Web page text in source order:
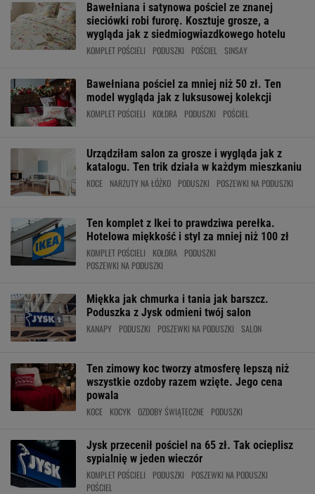
Bawełniana i satynowa pościel ze znanej
sieciówki robi furorę. Kosztuje grosze, a
wygląda jak z siedmiogwiazdkowego hotelu
KOMPLET POŚCIELI PODUSZKI POŚCIEL SINSAY
Bawełniana pościel za mniej niż 50 zł. Ten
model wygląda jak z luksusowej kolekcji
KOMPLET POŚCIELI KOŁDRA PODUSZKI POŚCIEL
Urządziłam salon za grosze i wygląda jak z
katalogu. Ten trik działa w każdym mieszkaniu
KOCE NARZUTY NA ŁÓŻKO PODUSZKI POSZEWKI NA PODUSZKI
Ten komplet z Ikei to prawdziwa perełka.
Hotelowa miękkość i styl za mniej niż 100 zł
KOMPLET POŚCIELI KOŁDRA
PODUSZKI
POSZEWKI NA PODUSZKI
Miękka jak chmurka i tania jak barszcz.
Poduszka z Jysk odmieni twój salon
KANAPY PODUSZKI POSZEWKI NA PODUSZKI SALON
Ten zimowy koc tworzy atmosferę lepszą niż
wszystkie ozdoby razem wzięte. Jego cena
powala
KOCE KOCYK OZDOBY ŚWIĄTECZNE PODUSZKI
Jysk przecenił pościel na 65 zł. Tak ocieplisz
sypialnię w jeden wieczór
KOMPLET POŚCIELI PODUSZKI
POSZEWKI NA PODUSZKI
POŚCIEL